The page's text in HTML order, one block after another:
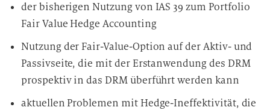
n
v
a
r
b
der bisherigen Nutzung von IAS 39 zum Portfolio
Fair Value Hedge Accounting
Nutzung der Fair-Value-Option auf der Aktiv- und
Passivseite, die mit der Erstanwendung des DRM
prospektiv in das DRM überführt werden kann
aktuellen Problemen mit Hedge-Ineffektivität, die